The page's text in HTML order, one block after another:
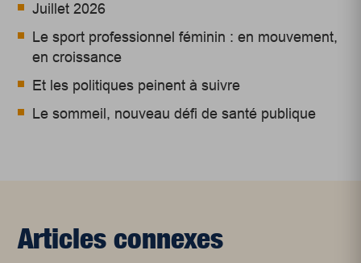
Juillet 2026
Le sport professionnel féminin : en mouvement,
en croissance
Et les politiques peinent à suivre
Le sommeil, nouveau défi de santé publique
Articles connexes